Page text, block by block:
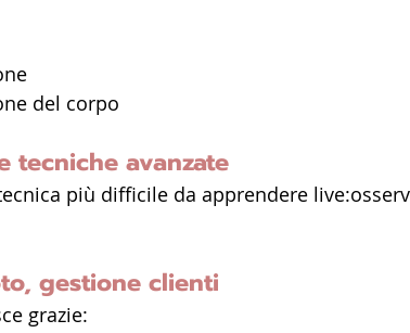
del corpo
tecniche avanzate
più difficile da apprendere
gestione clienti
grazie: